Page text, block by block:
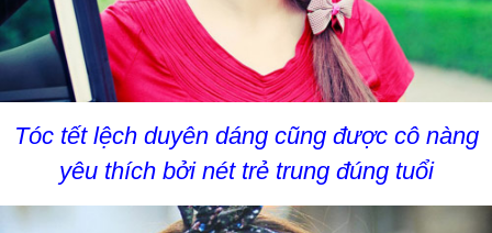
Tóc tết lệch duyên dáng cũng được cô nàng
yêu thích bởi nét trẻ trung đúng tuổi